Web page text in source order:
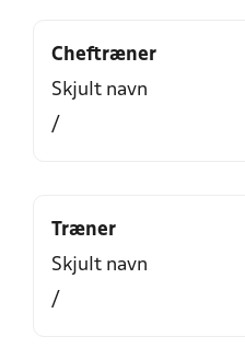
Cheftræner
Skjult navn
/
Træner
Skjult navn
/